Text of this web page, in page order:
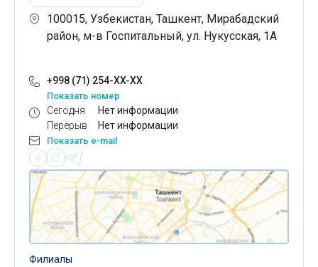
100015, Узбекистан, Ташкент, Мирабадский
район, м-в Госпитальный, ул. Нукусская, 1А
+998 (71) 254-XX-XX
Показать номер
Сегодня
Перерыв
Нет информации
Нет информации
Показать e-mail
Филиалы